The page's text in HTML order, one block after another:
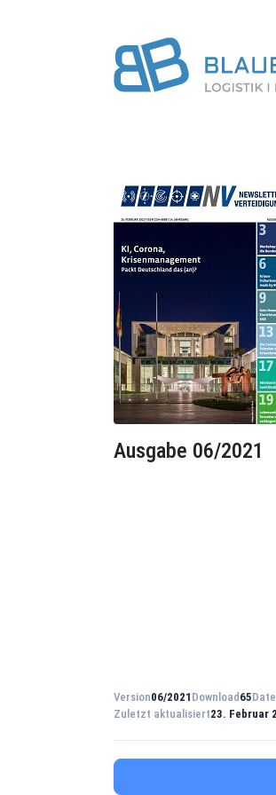
Ausgabe 06/2021
Version06/2021 Download65
Zuletzt aktualisiert23. Februar